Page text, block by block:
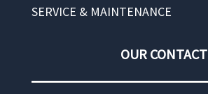
SERVICE & MAINTENANCE
OUR CONTACT